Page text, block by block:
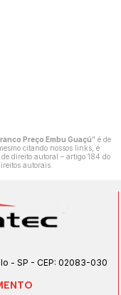
Preço Embu Guaçú" é de
citando nossos links, é
direito autoral – artigo 184 do
autorais.
- SP - CEP: 02083-030